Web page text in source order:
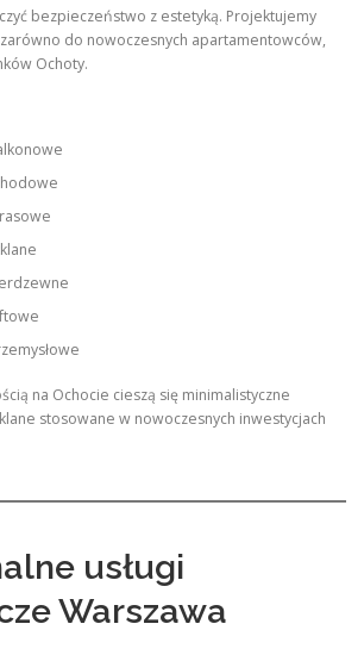
bezpieczeństwo z estetyką. Projektujemy
do nowoczesnych apartamentowców,
Ochoty.
na Ochocie cieszą się minimalistyczne
stosowane w nowoczesnych inwestycjach
usługi
Warszawa